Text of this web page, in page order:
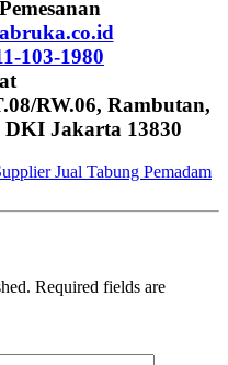
103-1980
RW.06, Rambutan,
Jakarta 13830
Jual Tabung Pemadam
Required fields are